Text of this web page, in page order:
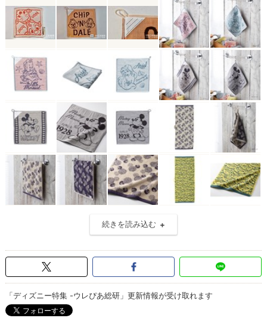
続きを読み込む
「ディズニー特集 -ウレぴあ総研」更新情報が受け取れます